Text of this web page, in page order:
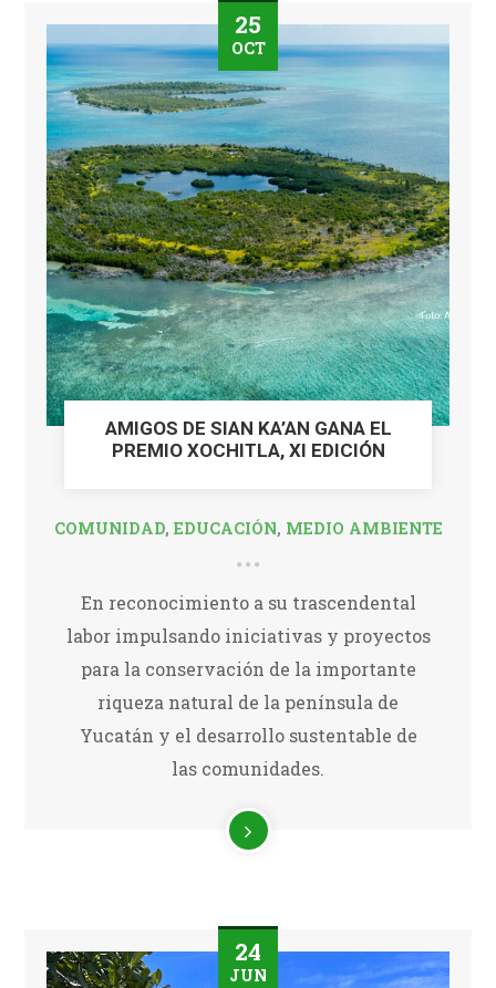
25
OCT
AMIGOS DE SIAN KA’AN GANA EL
PREMIO XOCHITLA, XI EDICIÓN
COMUNIDAD, EDUCACIÓN, MEDIO AMBIENTE
En reconocimiento a su trascendental
labor impulsando iniciativas y proyectos
para la conservación de la importante
riqueza natural de la península de
Yucatán y el desarrollo sustentable de
las comunidades.
24
JUN